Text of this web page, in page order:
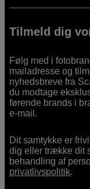
Tilmeld dig
Følg med i
mailadresse og
nyhedsbreve fra
du modtage
førende brands i
e-mail.
Dit samtykke er
dig eller trække dit
behandling af
privatlivspolitik.